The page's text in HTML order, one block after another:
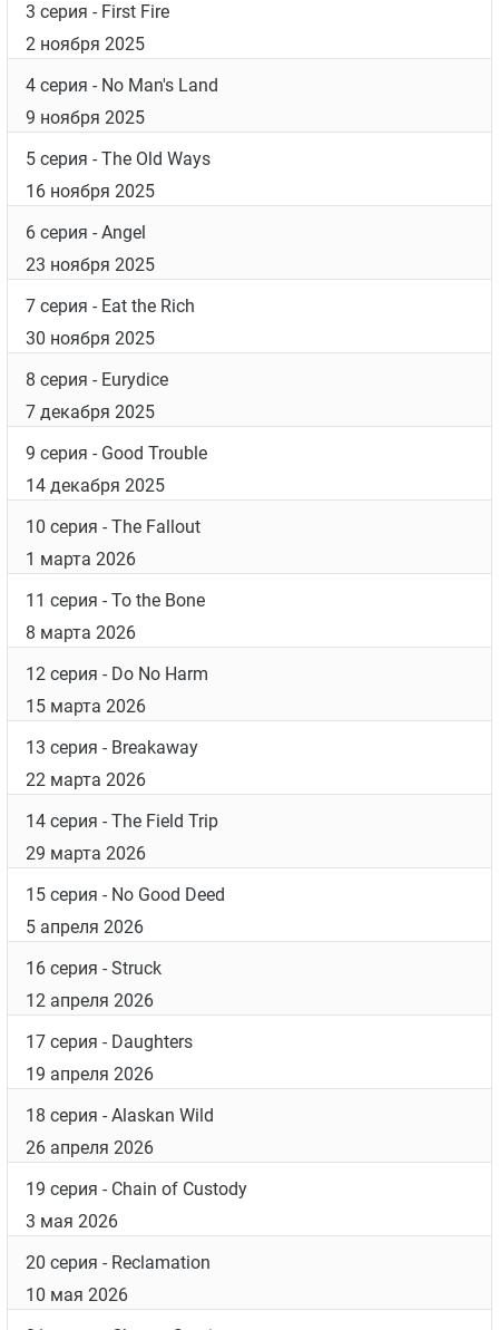
3 серия - First Fire
2 ноября 2025
4 серия - No Man's Land
9 ноября 2025
5 серия - The Old Ways
16 ноября 2025
6 серия - Angel
23 ноября 2025
7 серия - Eat the Rich
30 ноября 2025
8 серия - Eurydice
7 декабря 2025
9 серия - Good Trouble
14 декабря 2025
10 серия - The Fallout
1 марта 2026
11 серия - To the Bone
8 марта 2026
12 серия - Do No Harm
15 марта 2026
13 серия - Breakaway
22 марта 2026
14 серия - The Field Trip
29 марта 2026
15 серия - No Good Deed
5 апреля 2026
16 серия - Struck
12 апреля 2026
17 серия - Daughters
19 апреля 2026
18 серия - Alaskan Wild
26 апреля 2026
19 серия - Chain of Custody
3 мая 2026
20 серия - Reclamation
10 мая 2026